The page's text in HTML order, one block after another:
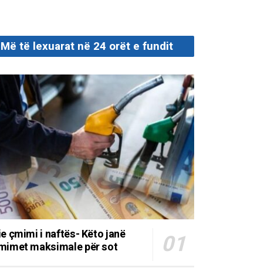
Më të lexuarat në 24 orët e fundit
çmimi i naftës- Këto janë
maksimale për sot